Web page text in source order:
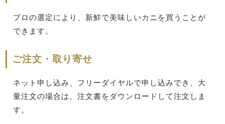
プロの選定により、新鮮で美味しいカニを買うことが
できます。
ご注文・取り寄せ
ネット申し込み、フリーダイヤルで申し込みでき、大
量注文の場合は、注文書をダウンロードして注文しま
す。